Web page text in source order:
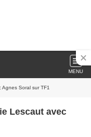
MENU
Soral sur TF1
Lescaut avec